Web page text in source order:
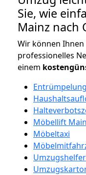
Sie, wie
Mainz nach
Wir können
professionelles
einem
Entrümpelung
Möbellift
Möbeltaxi